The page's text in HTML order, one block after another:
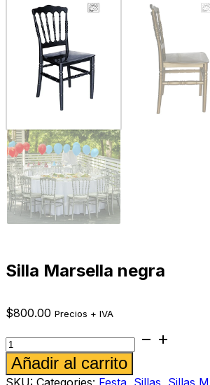
Silla Marsella negra
$800.00 Precios + IVA
Silla
Marsella
negra
cantidad
Añadir al carrito
SKU: Categories: Festa, Sillas, Sillas